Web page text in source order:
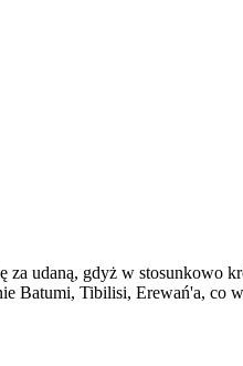
udaną, gdyż w stosunkowo
Batumi, Tibilisi, Erewań'a, co